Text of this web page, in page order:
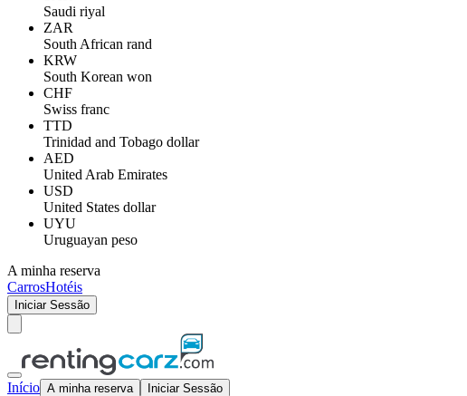
Saudi riyal
ZAR
South African rand
KRW
South Korean won
CHF
Swiss franc
TTD
Trinidad and Tobago dollar
AED
United Arab Emirates
USD
United States dollar
UYU
Uruguayan peso
A minha reserva
CarrosHotéis
Iniciar Sessão
Início A minha reserva Iniciar Sessão